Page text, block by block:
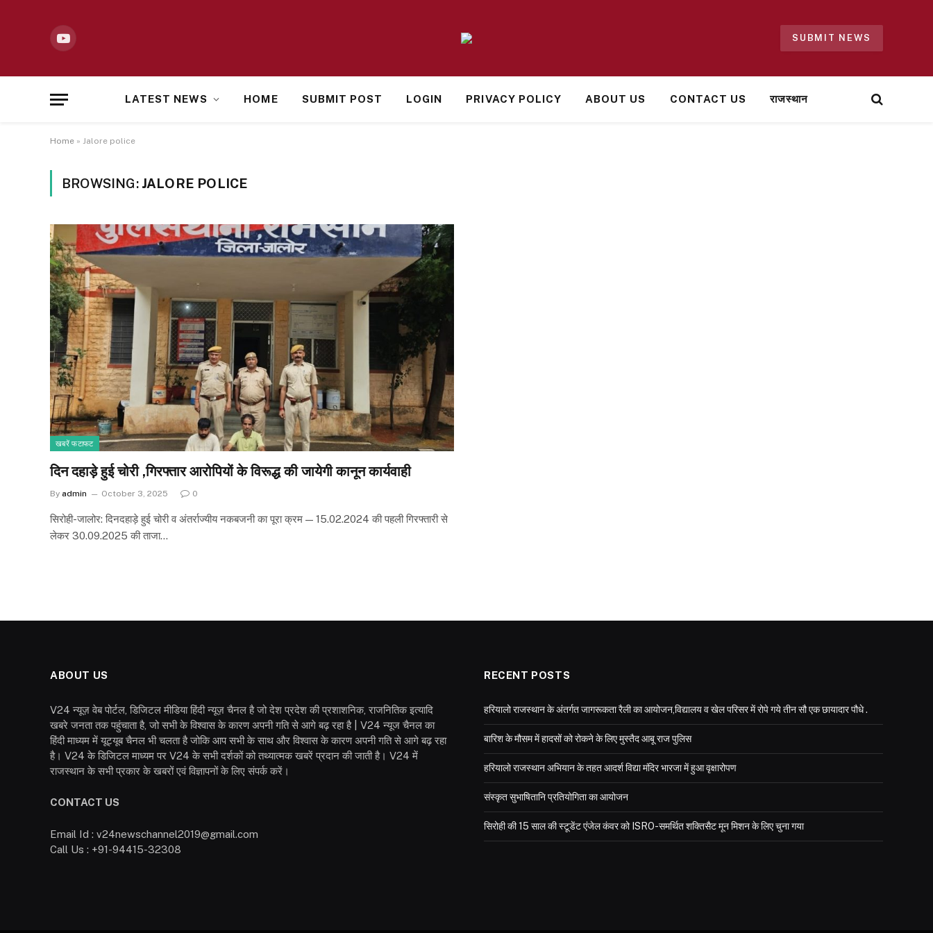
YouTube
SUBMIT NEWS
LATEST NEWS HOME SUBMIT POST LOGIN PRIVACY POLICY ABOUT US CONTACT US राजस्थान
Home » Jalore police
BROWSING: JALORE POLICE
खबरें फटाफट
दिन दहाड़े हुई चोरी ,गिरफ्तार आरोपियों के विरूद्ध की जायेगी कानून कार्यवाही
By admin October 3, 2025 0
सिरोही-जालोर: दिनदहाड़े हुई चोरी व अंतर्राज्यीय नकबजनी का पूरा क्रम — 15.02.2024 की पहली गिरफ्तारी से
लेकर 30.09.2025 की ताजा…
ABOUT US
V24 न्यूज़ वेब पोर्टल, डिजिटल मीडिया हिंदी न्यूज़ चैनल है जो देश प्रदेश की प्रशाशनिक, राजनितिक इत्यादि
खबरे जनता तक पहुंचाता है, जो सभी के विश्वास के कारण अपनी गति से आगे बढ़ रहा है | V24 न्यूज चैनल का
हिंदी माध्यम में यूट्यूब चैनल भी चलता है जोकि आप सभी के साथ और विश्वास के कारण अपनी गति से आगे बढ़ रहा
है। V24 के डिजिटल माध्यम पर V24 के सभी दर्शकों को तथ्यात्मक खबरें प्रदान की जाती है। V24 में
राजस्थान के सभी प्रकार के खबरों एवं विज्ञापनों के लिए संपर्क करें।
CONTACT US
Email Id : v24newschannel2019@gmail.com
Call Us : +91-94415-32308
RECENT POSTS
हरियालो राजस्थान के अंतर्गत जागरूकता रैली का आयोजन,विद्यालय व खेल परिसर में रोपे गये तीन सौ एक छायादार पौधे .
बारिश के मौसम में हादसों को रोकने के लिए मुस्तैद आबू राज पुलिस
हरियालो राजस्थान अभियान के तहत आदर्श विद्या मंदिर भारजा में हुआ वृक्षारोपण
संस्कृत सुभाषितानि प्रतियोगिता का आयोजन
सिरोही की 15 साल की स्टूडेंट एंजेल कंवर को ISRO-समर्थित शक्तिसैट मून मिशन के लिए चुना गया